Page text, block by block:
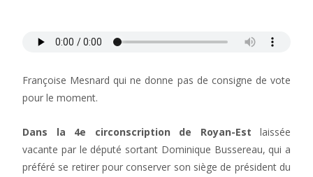
Françoise Mesnard qui ne donne pas de consigne de vote
pour le moment.
Dans la 4e circonscription de Royan-Est laissée
vacante par le député sortant Dominique Bussereau, qui a
préféré se retirer pour conserver son siège de président du